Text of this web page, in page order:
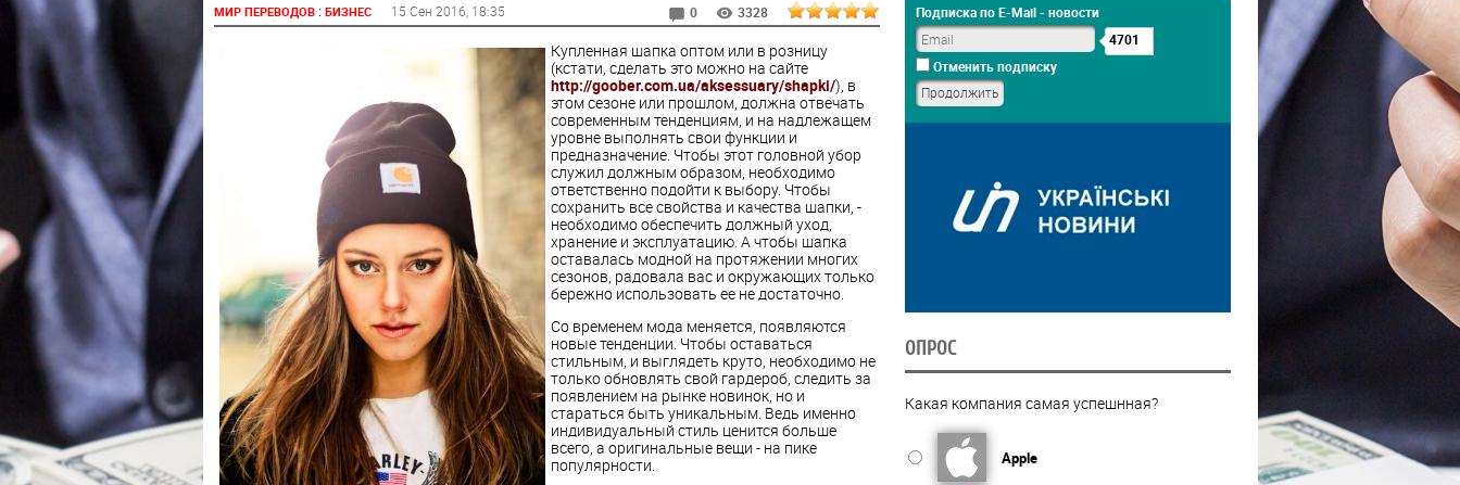
МИР ПЕРЕВОДОВ: БИЗНЕС 15 Сен 2016 , 18:35 0 3328
Купленная шапка оптом или в розницу
(кстати, сделать это можно на сайте
http://goober.com.ua/aksessuary/shapki/), в
этом сезоне или прошлом, должна отвечать
современным тенденциям, и на надлежащем
уровне выполнять свои функции и
предназначение. Чтобы этот головной убор
служил должным образом, необходимо
ответственно подойти к выбору. Чтобы
сохранить все свойства и качества шапки, -
необходимо обеспечить должный уход,
хранение и эксплуатацию. А чтобы шапка
оставалась модной на протяжении многих
сезонов, радовала вас и окружающих только
бережно использовать ее не достаточно.
Со временем мода меняется, появляются
новые тенденции. Чтобы оставаться
стильным, и выглядеть круто, необходимо не
только обновлять свой гардероб, следить за
появлением на рынке новинок, но и
стараться быть уникальным. Ведь именно
индивидуальный стиль ценится больше
всего, а оригинальные вещи - на пике
популярности.
Подписка по E-Mail - новости
4701
Отменить подписку
ОПРОС
Какая компания самая успешнная?
Apple